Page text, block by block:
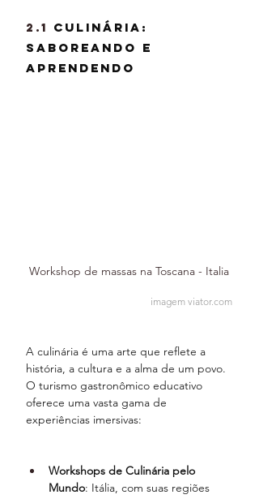
2.1 Culinária:
Saboreando e
Aprendendo
Workshop de massas na Toscana - Italia
imagem viator.com
A culinária é uma arte que reflete a
história, a cultura e a alma de um povo.
O turismo gastronômico educativo
oferece uma vasta gama de
experiências imersivas:
Workshops de Culinária pelo
Mundo: Itália, com suas regiões